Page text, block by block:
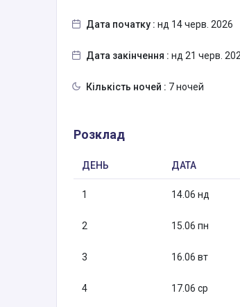
Дата початку : нд 14 черв. 2026
Дата закінчення : нд 21 черв.
Кількість ночей : 7 ночей
Розклад
ДЕНЬ ДАТА
1 14.06 нд
2 15.06 пн
3 16.06 вт
4 17.06 ср